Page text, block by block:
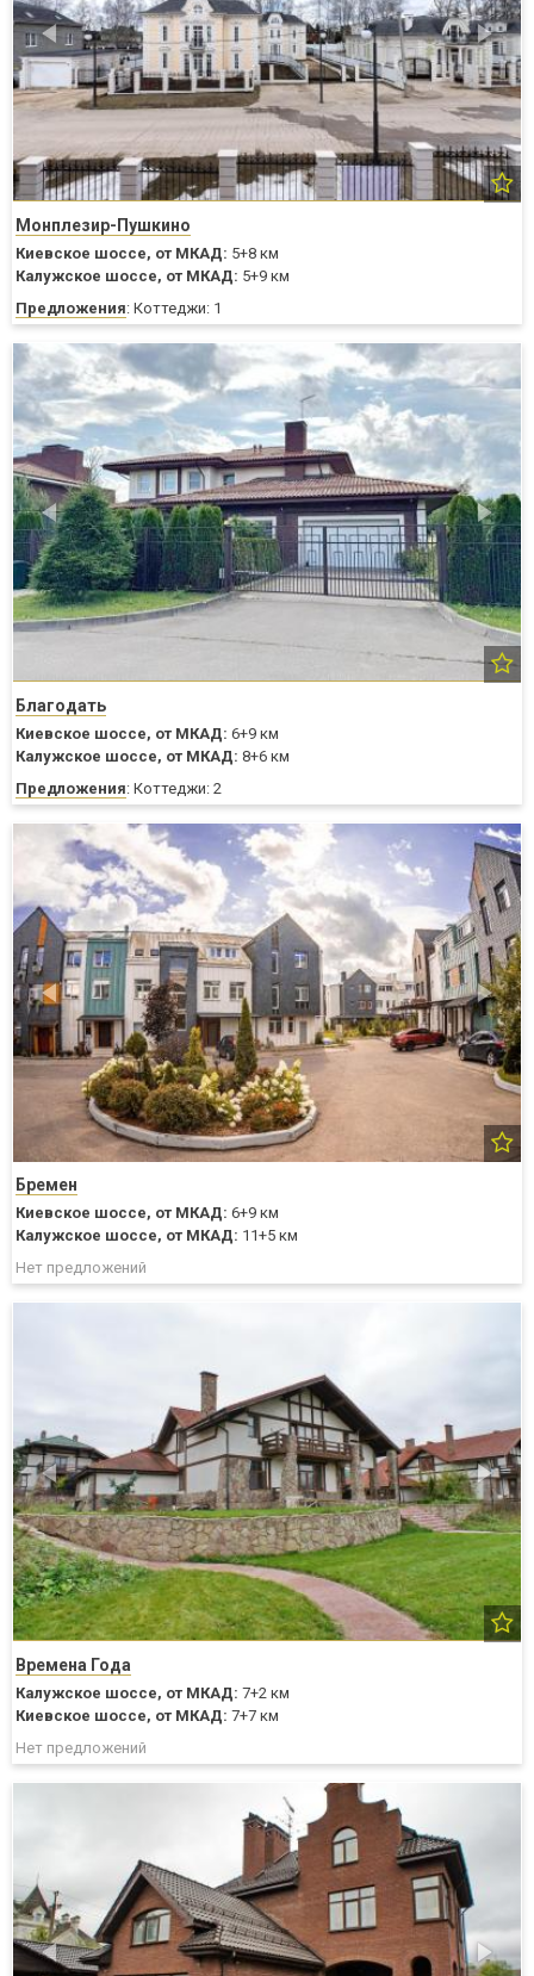
Монплезир-Пушкино
Киевское шоссе, от МКАД: 5+8 км
Калужское шоссе, от МКАД: 5+9 км
Предложения: Коттеджи: 1
Благодать
Киевское шоссе, от МКАД: 6+9 км
Калужское шоссе, от МКАД: 8+6 км
Предложения: Коттеджи: 2
Бремен
Киевское шоссе, от МКАД: 6+9 км
Калужское шоссе, от МКАД: 11+5 км
Нет предложений
Времена Года
Калужское шоссе, от МКАД: 7+2 км
Киевское шоссе, от МКАД: 7+7 км
Нет предложений